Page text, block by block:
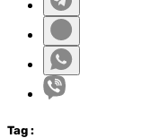
Tag :